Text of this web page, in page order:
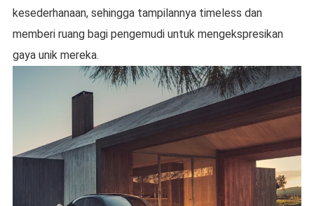
kesederhanaan, sehingga tampilannya timeless dan
memberi ruang bagi pengemudi untuk mengekspresikan
gaya unik mereka.